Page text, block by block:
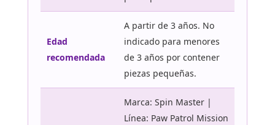
Edad
recomendada
A partir de 3 años. No
indicado para menores
de 3 años por contener
piezas pequeñas.
Marca: Spin Master |
Línea: Paw Patrol Mission